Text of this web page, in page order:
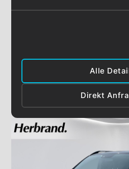
Alle
Direkt